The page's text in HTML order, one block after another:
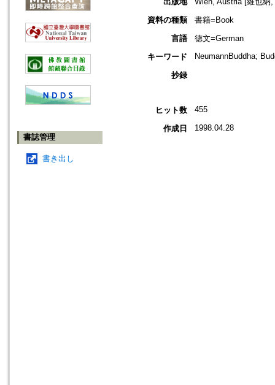
書誌管理
書き出し
資料の種類
書籍=Book
言語
德文=German
キーワード
NeumannBuddha;
抄録
ヒット数 455
作成日 1998.04.28